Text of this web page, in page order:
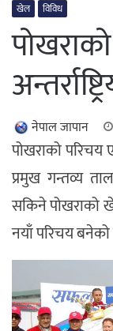
खेल विविध
नेपाल जापान
पोखराको परिचय
प्रमुख गन्तव्य
सकिने पोखराको
नयाँ परिचय बनेको